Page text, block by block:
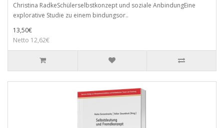
Christina RadkeSchülerselbstkonzept und soziale AnbindungEine
explorative Studie zu einem bindungsor..
13,50€
Netto 12,62€